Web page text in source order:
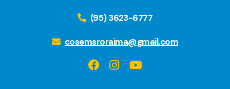
(95) 3623-6777
cosemsroraima@gmail.com